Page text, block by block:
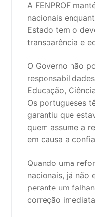
Área de Sócios
Revista Intervir
A FENPROF
nacionais
Estado tem o
transparência e
O Governo não
Educação,
Os portugueses
garantiu que
quem assume a
em causa a
Quando uma
nacionais, já não
perante um
correção